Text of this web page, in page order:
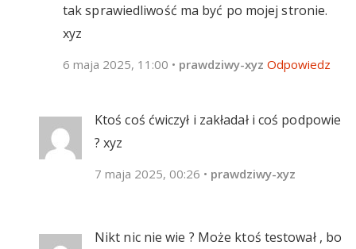
tak sprawiedliwość ma być po mojej stronie.
xyz
6 maja 2025, 11:00 • prawdziwy-xyz Odpowiedz
Ktoś coś ćwiczył i zakładał i coś podpowie
? xyz
7 maja 2025, 00:26 • prawdziwy-xyz
Nikt nic nie wie ? Może ktoś testował , bo